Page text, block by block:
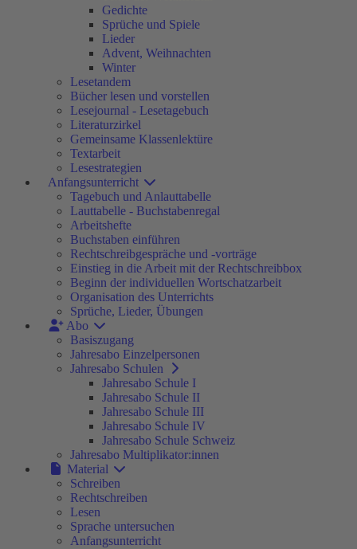
Gedichte
Sprüche und Spiele
Lieder
Advent, Weihnachten
Winter
Lesetandem
Bücher lesen und vorstellen
Lesejournal - Lesetagebuch
Literaturzirkel
Gemeinsame Klassenlektüre
Textarbeit
Lesestrategien
Anfangsunterricht
Tagebuch und Anlauttabelle
Lauttabelle - Buchstabenregal
Arbeitshefte
Buchstaben einführen
Rechtschreibgespräche und -vorträge
Einstieg in die Arbeit mit der Rechtschreibbox
Beginn der individuellen Wortschatzarbeit
Organisation des Unterrichts
Sprüche, Lieder, Übungen
Abo
Basiszugang
Jahresabo Einzelpersonen
Jahresabo Schulen
Jahresabo Schule I
Jahresabo Schule II
Jahresabo Schule III
Jahresabo Schule IV
Jahresabo Schule Schweiz
Jahresabo Multiplikator:innen
Material
Schreiben
Rechtschreiben
Lesen
Sprache untersuchen
Anfangsunterricht